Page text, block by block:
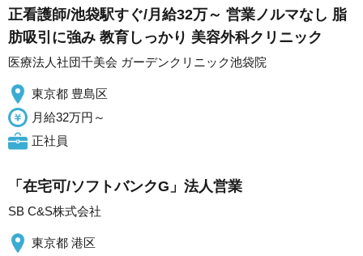
正看護師/池袋駅すぐ/月給32万～ 営業ノルマなし 脂
肪吸引に強み 教育しっかり 美容外科クリニック
医療法人社団千美会 ガーデンクリニック池袋院
東京都 豊島区
月給32万円～
正社員
「在宅可/ソフトバンクG」法人営業
SB C&S株式会社
東京都 港区